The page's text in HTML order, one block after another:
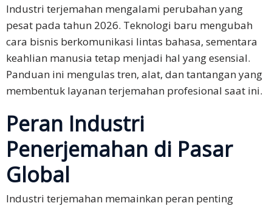
Industri terjemahan mengalami perubahan yang
pesat pada tahun 2026. Teknologi baru mengubah
cara bisnis berkomunikasi lintas bahasa, sementara
keahlian manusia tetap menjadi hal yang esensial.
Panduan ini mengulas tren, alat, dan tantangan yang
membentuk layanan terjemahan profesional saat ini.
Peran Industri
Penerjemahan di Pasar
Global
Industri terjemahan memainkan peran penting
Rapat &
Konferensi
Bisnis
Pelokalan
Pemasaran
Multibahasa
Bahasa
Mandarin